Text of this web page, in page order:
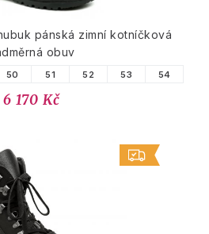
pánská zimní kotníčková
obuv
50 51 52 53 54
6 170 Kč